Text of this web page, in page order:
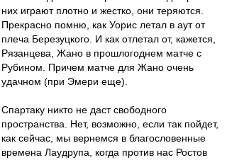
них играют плотно и жестко, они теряются.
Прекрасно помню, как Уорис летал в аут от
плеча Березуцкого. И как отлетал от, кажется,
Рязанцева, Жано в прошлогоднем матче с
Рубином. Причем матче для Жано очень
удачном (при Эмери еще).
Спартаку никто не даст свободного
пространства. Нет, возможно, если так пойдет,
как сейчас, мы вернемся в благословенные
времена Лаудрупа, когда против нас Ростов